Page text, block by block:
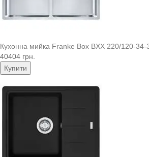
Кухонна мийка Franke Box BXX 220/120-34-
40404 грн.
Купити